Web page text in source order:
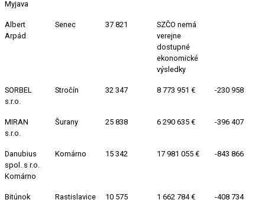
Myjava
Albert
Arpád
Senec 37 821
SZČO nemá
verejne
dostupné
ekonomické
výsledky
SORBEL
s.r.o.
Stročín 32 347 8 773 951 € -230 958
MIRAN
s.r.o.
Šurany 25 838 6 290 635 € -396 407
Danubius
spol. s r.o.
Komárno
Komárno 15 342 17 981 055 € -843 866
Bitúnok
Rastislavice 10 575 1 662 784 € -408 734